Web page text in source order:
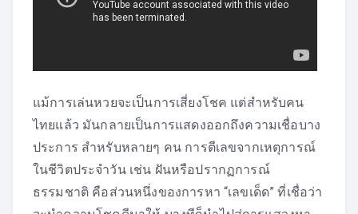
แม้การเล่นหวยจะเป็นการเสี่ยงโชค แต่สำหรับคน
ไทยแล้ว มันกลายเป็นการแสดงออกถึงความเชื่อบาง
ประการ สำหรับหลายๆ คน การตีเลขจากเหตุการณ์
ในชีวิตประจำวัน เช่น ฝันหรือปรากฏการณ์
ธรรมชาติ คือส่วนหนึ่งของการหา “เลขเด็ด” ที่เชื่อว่า